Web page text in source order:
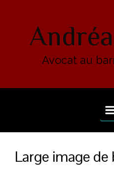
Avocat au
Large image de